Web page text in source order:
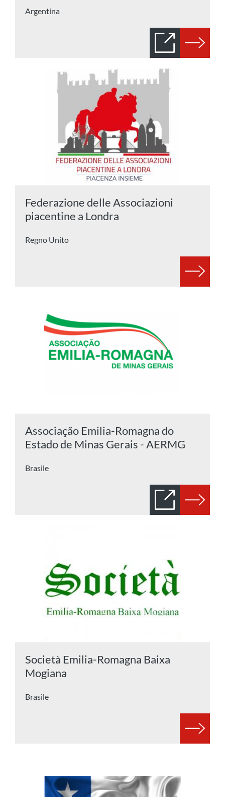
Argentina
Federazione delle Associazioni
piacentine a Londra
Regno Unito
Associação Emilia-Romagna do
Estado de Minas Gerais - AERMG
Brasile
Società Emilia-Romagna Baixa
Mogiana
Brasile